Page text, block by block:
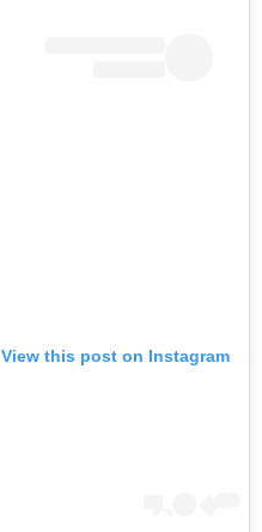
View this post on Instagram